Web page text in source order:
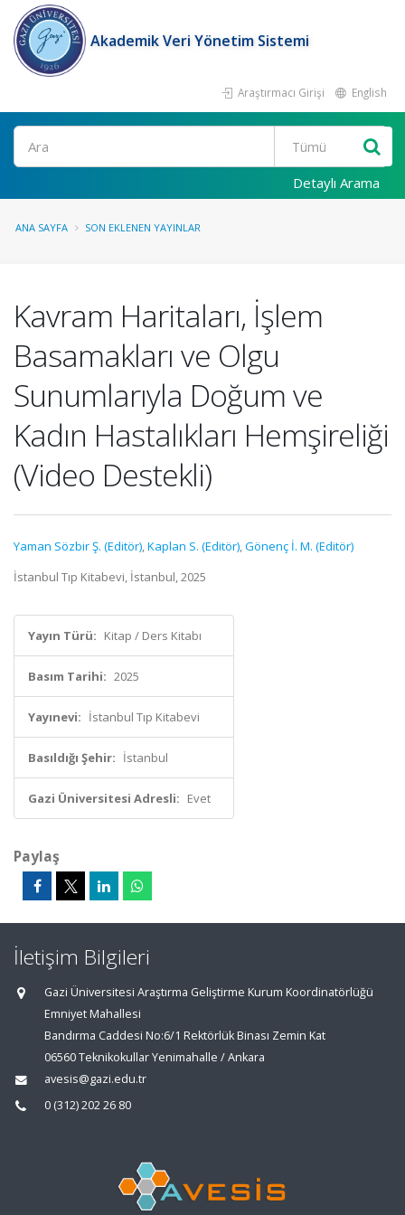
Akademik Veri Yönetim Sistemi
Araştırmacı Girişi English
Ara
Detaylı Arama
ANA SAYFA SON EKLENEN YAYINLAR
Kavram Haritaları, İşlem
Basamakları ve Olgu
Sunumlarıyla Doğum ve
Kadın Hastalıkları Hemşireliği
(Video Destekli)
Yaman Sözbir Ş. (Editör),Kaplan S. (Editör),Gönenç İ. M. (Editör)
İstanbul Tıp Kitabevi, İstanbul, 2025
Yayın Türü: Kitap / Ders Kitabı
Basım Tarihi: 2025
Yayınevi: İstanbul Tıp Kitabevi
Basıldığı Şehir: İstanbul
Gazi Üniversitesi Adresli: Evet
Paylaş
İletişim Bilgileri
Gazi Üniversitesi Araştırma Geliştirme Kurum Koordinatörlüğü
Emniyet Mahallesi
Bandırma Caddesi No:6/1 Rektörlük Binası Zemin Kat
06560 Teknikokullar Yenimahalle / Ankara
avesis@gazi.edu.tr
0 (312) 202 26 80